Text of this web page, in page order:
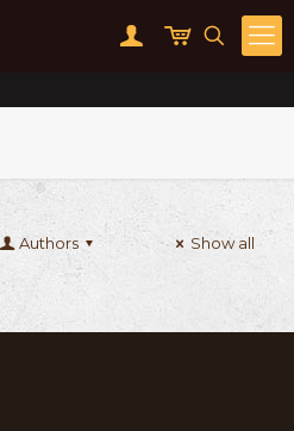
Authors Show all